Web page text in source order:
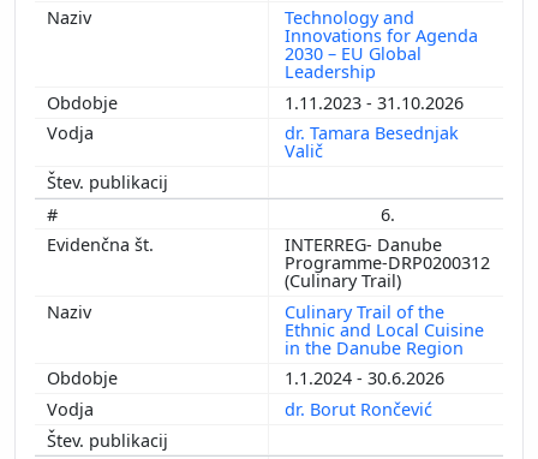
Technology and
Innovations for Agenda
2030 – EU Global
Leadership
1.11.2023 - 31.10.2026
dr. Tamara Besednjak
Valič
6.
INTERREG- Danube
Programme-DRP0200312
(Culinary Trail)
Culinary Trail of the
Ethnic and Local Cuisine
in the Danube Region
1.1.2024 - 30.6.2026
dr. Borut Rončević